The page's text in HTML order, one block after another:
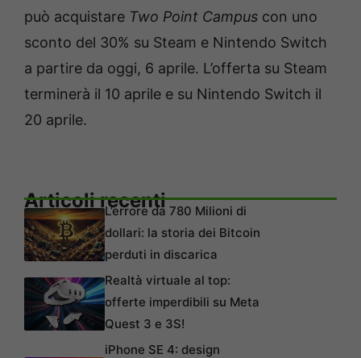
può acquistare Two Point Campus con uno
sconto del 30% su Steam e Nintendo Switch
a partire da oggi, 6 aprile. L’offerta su Steam
terminerà il 10 aprile e su Nintendo Switch il
20 aprile.
Articoli recentiL’errore da 780 Milioni di
dollari: la storia dei Bitcoin
perduti in discarica
Realtà virtuale al top:
offerte imperdibili su Meta
Quest 3 e 3S!
iPhone SE 4: design